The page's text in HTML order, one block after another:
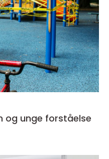
forståelse